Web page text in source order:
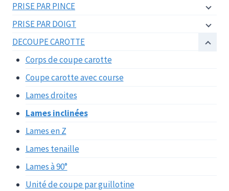
PRISE PAR PINCE
PRISE PAR DOIGT
DECOUPE CAROTTE
Corps de coupe carotte
Coupe carotte avec course
Lames droites
Lames inclinées
Lames en Z
Lames tenaille
Lames à 90°
Unité de coupe par guillotine